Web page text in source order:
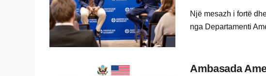
Një mesazh i fortë
nga Departamenti
Ambasada